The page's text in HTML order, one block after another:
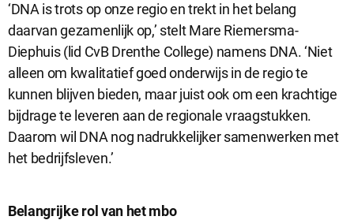
Marketing cookies
Marketing cookies worden gebruikt om relevante advertenties te
kunnen tonen op advertentieplatformen zoals Facebook en
Google. De cookies delen individuele gegevens over jouw
surfgedrag op onze website.
Selectie accepteren
Alle cookies accepteren
‘DNA is trots op onze regio en trekt in het belang
daarvan gezamenlijk op,’ stelt Mare Riemersma-
Diephuis (lid CvB Drenthe College) namens DNA. ‘Niet
alleen om kwalitatief goed onderwijs in de regio te
kunnen blijven bieden, maar juist ook om een krachtige
bijdrage te leveren aan de regionale vraagstukken.
Daarom wil DNA nog nadrukkelijker samenwerken met
het bedrijfsleven.’
Belangrijke rol van het mbo